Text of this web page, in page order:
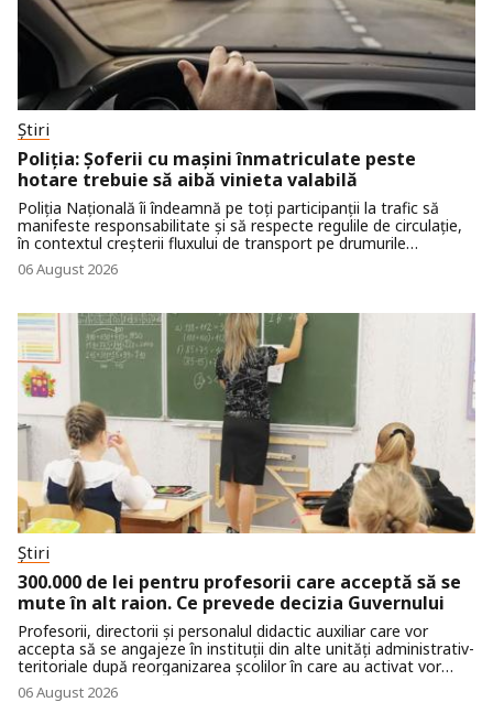
Știri
Poliția: Șoferii cu mașini înmatriculate peste
hotare trebuie să aibă vinieta valabilă
Poliția Națională îi îndeamnă pe toți participanții la trafic să
manifeste responsabilitate și să respecte regulile de circulație,
în contextul creșterii fluxului de transport pe drumurile
naționale în perioada concediilor și vacanțelor, dar și al revenirii
în țară a cetățenilor stabiliți peste hotare.
06 August 2026
Știri
300.000 de lei pentru profesorii care acceptă să se
mute în alt raion. Ce prevede decizia Guvernului
Profesorii, directorii și personalul didactic auxiliar care vor
accepta să se angajeze în instituții din alte unități administrativ-
teritoriale după reorganizarea școlilor în care au activat vor
putea primi o indemnizație unică de relocare de până la 300.000
de lei. Decizia a fost aprobată în ședința din data de 5 august a
06 August 2026